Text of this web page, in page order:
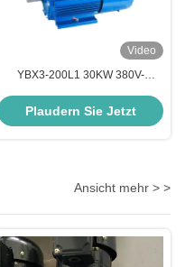
Video
YBX3-200L1 30KW 380V-
Phasen-Flammbeständiger
Explosionssicherer Elektromotor
Plaudern Sie Jetzt
Ansicht mehr > >